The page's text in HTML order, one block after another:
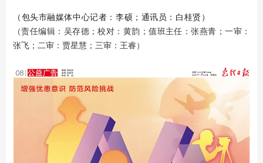
（包头市融媒体中心记者：李硕；通讯员：白桂贤）
（责任编辑：吴存德；校对：黄韵；值班主任：张燕青；一审：
张飞；二审：贾星慧；三审：王睿）